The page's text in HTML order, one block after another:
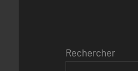
Rechercher